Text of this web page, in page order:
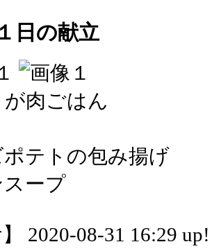
日の献立
が肉ごはん
テトの包み揚げ
スープ
】 2020-08-31 16:29 up!